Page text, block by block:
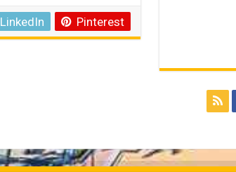
LinkedIn Pinterest